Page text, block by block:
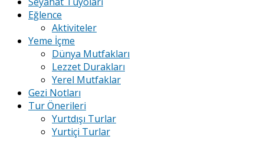
Eğlence
Aktiviteler
Yeme İçme
Dünya Mutfakları
Lezzet Durakları
Yerel Mutfaklar
Gezi Notları
Tur Önerileri
Yurtdışı Turlar
Yurtiçi Turlar